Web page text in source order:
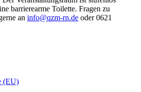
barrierearme Toilette. Fragen zu
an info@qzm-rn.de oder 0621
(EU)